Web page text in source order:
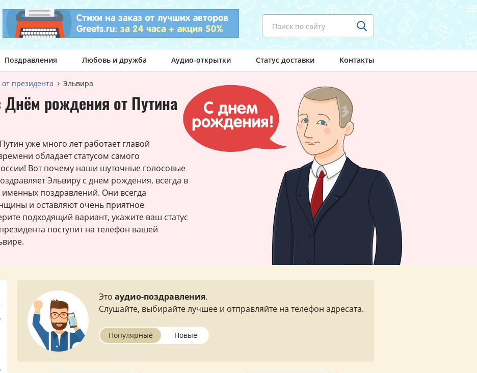
Поиск по сайту
Поздравления Любовь и дружба Аудио-открытки Статус доставки Контакты
президента Эльвира
рождения от Путина
уже много лет работает главой
обладает статусом самого
Вот почему наши шуточные голосовые
Эльвиру с днем рождения, всегда в
поздравлений. Они всегда
и оставляют очень приятное
подходящий вариант, укажите ваш статус
поступит на телефон вашей
Это аудио-поздравления.
Слушайте, выбирайте лучшее и отправляйте на телефон адресата.
Популярные Новые